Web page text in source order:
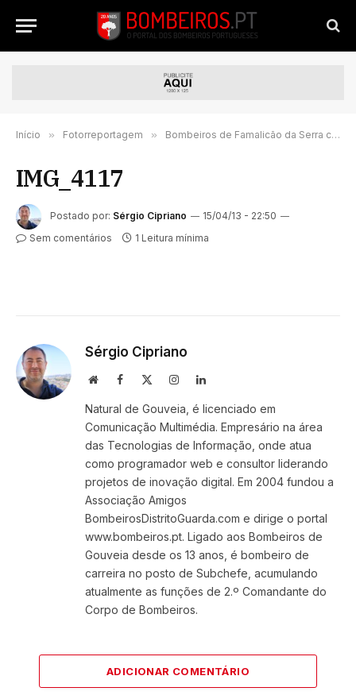
Início » Fotorreportagem » Bombeiros de Famalicão da Serra com novo comando
IMG_4117
Postado por: Sérgio Cipriano
15/04/13 - 22:50
Sem comentários
1 Leitura mínima
Sérgio Cipriano
WebsiteFacebook InstagramLinkedIn
Natural de Gouveia, é licenciado em
Comunicação Multimédia. Empresário na área
das Tecnologias de Informação, onde atua
como programador web e consultor liderando
projetos de inovação digital. Em 2004 fundou a
Associação Amigos
BombeirosDistritoGuarda.com e dirige o portal
www.bombeiros.pt. Ligado aos Bombeiros de
Gouveia desde os 13 anos, é bombeiro de
carreira no posto de Subchefe, acumulando
atualmente as funções de 2.º Comandante do
Corpo de Bombeiros.
ADICIONAR COMENTÁRIO